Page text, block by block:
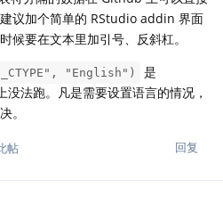
议加个简单的 RStudio addin 界面
候要在文本里加引号、反斜杠。
"English")
是
法跑。凡是需要设置语言的情况，
。
回复
帖